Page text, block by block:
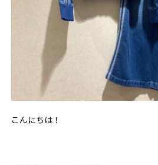
こんにちは！